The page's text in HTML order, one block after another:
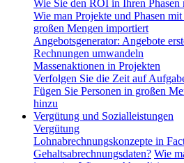
Wie Sie den ROI in Ihren Phasen
Wie man Projekte und Phasen
großen Mengen importiert
Angebotsgenerator: Angebote
Rechnungen umwandeln
Massenaktionen in Projekten
Verfolgen Sie die Zeit auf
Fügen Sie Personen in großen
hinzu
Vergütung und Sozialleistungen
Vergütung
Lohnabrechnungskonzepte in
Gehaltsabrechnungsdaten? Wie